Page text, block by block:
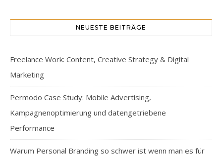
NEUESTE BEITRÄGE
Freelance Work: Content, Creative Strategy & Digital
Marketing
Permodo Case Study: Mobile Advertising,
Kampagnenoptimierung und datengetriebene
Performance
Warum Personal Branding so schwer ist wenn man es für